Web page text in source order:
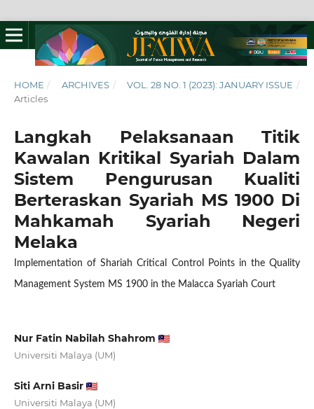
HOME / ARCHIVES / VOL. 28 NO. 1 (2023): JANUARY ISSUE /
Articles
Langkah Pelaksanaan Titik
Kawalan Kritikal Syariah Dalam
Sistem Pengurusan Kualiti
Berteraskan Syariah MS 1900 Di
Mahkamah Syariah Negeri
Melaka
Implementation of Shariah Critical Control Points in the Quality
Management System MS 1900 in the Malacca Syariah Court
Nur Fatin Nabilah Shahrom
Universiti Malaya (UM)
Siti Arni Basir
Universiti Malaya (UM)